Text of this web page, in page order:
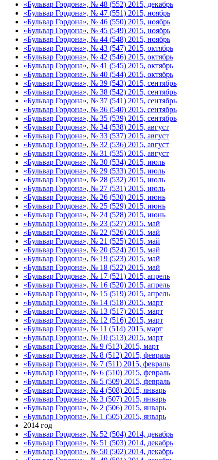
«Бульвар Гордона», № 48 (552) 2015, декабрь
«Бульвар Гордона», № 47 (551) 2015, ноябрь
«Бульвар Гордона», № 46 (550) 2015, ноябрь
«Бульвар Гордона», № 45 (549) 2015, ноябрь
«Бульвар Гордона», № 44 (548) 2015, ноябрь
«Бульвар Гордона», № 43 (547) 2015, октябрь
«Бульвар Гордона», № 42 (546) 2015, октябрь
«Бульвар Гордона», № 41 (545) 2015, октябрь
«Бульвар Гордона», № 40 (544) 2015, октябрь
«Бульвар Гордона», № 39 (543) 2015, сентябрь
«Бульвар Гордона», № 38 (542) 2015, сентябрь
«Бульвар Гордона», № 37 (541) 2015, сентябрь
«Бульвар Гордона», № 36 (540) 2015, сентябрь
«Бульвар Гордона», № 35 (539) 2015, сентябрь
«Бульвар Гордона», № 34 (538) 2015, август
«Бульвар Гордона», № 33 (537) 2015, август
«Бульвар Гордона», № 32 (536) 2015, август
«Бульвар Гордона», № 31 (535) 2015, август
«Бульвар Гордона», № 30 (534) 2015, июль
«Бульвар Гордона», № 29 (533) 2015, июль
«Бульвар Гордона», № 28 (532) 2015, июль
«Бульвар Гордона», № 27 (531) 2015, июль
«Бульвар Гордона», № 26 (530) 2015, июнь
«Бульвар Гордона», № 25 (529) 2015, июнь
«Бульвар Гордона», № 24 (528) 2015, июнь
«Бульвар Гордона», № 23 (527) 2015, май
«Бульвар Гордона», № 22 (526) 2015, май
«Бульвар Гордона», № 21 (525) 2015, май
«Бульвар Гордона», № 20 (524) 2015, май
«Бульвар Гордона», № 19 (523) 2015, май
«Бульвар Гордона», № 18 (522) 2015, май
«Бульвар Гордона», № 17 (521) 2015, апрель
«Бульвар Гордона», № 16 (520) 2015, апрель
«Бульвар Гордона», № 15 (519) 2015, апрель
«Бульвар Гордона», № 14 (518) 2015, март
«Бульвар Гордона», № 13 (517) 2015, март
«Бульвар Гордона», № 12 (516) 2015, март
«Бульвар Гордона», № 11 (514) 2015, март
«Бульвар Гордона», № 10 (513) 2015, март
«Бульвар Гордона», № 9 (513) 2015, март
«Бульвар Гордона», № 8 (512) 2015, февраль
«Бульвар Гордона», № 7 (511) 2015, февраль
«Бульвар Гордона», № 6 (510) 2015, февраль
«Бульвар Гордона», № 5 (509) 2015, февраль
«Бульвар Гордона», № 4 (508) 2015, январь
«Бульвар Гордона», № 3 (507) 2015, январь
«Бульвар Гордона», № 2 (506) 2015, январь
«Бульвар Гордона», № 1 (505) 2015, январь
2014 год
«Бульвар Гордона», № 52 (504) 2014, декабрь
«Бульвар Гордона», № 51 (503) 2014, декабрь
«Бульвар Гордона», № 50 (502) 2014, декабрь